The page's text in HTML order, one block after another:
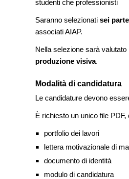
studenti che professionisti
Saranno selezionati sei
associati AIAP.
Nella selezione sarà
produzione visiva.
Modalità di candidatura
Le candidature devono
È richiesto un unico file
portfolio dei lavori
lettera motivazionale di
documento di identità
modulo di candidatura